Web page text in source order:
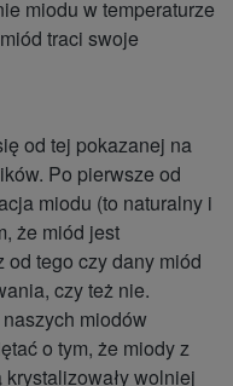
miodu w temperaturze
traci swoje
od tej pokazanej na
Po pierwsze od
miodu (to naturalny i
że miód jest
tego czy dany miód
czy też nie.
miodów
o tym, że miody z
wolniej